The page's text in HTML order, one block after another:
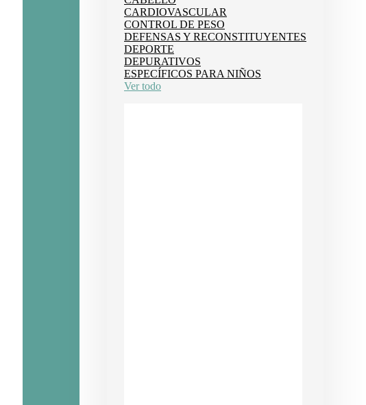
CARDIOVASCULAR
CONTROL DE PESO
DEFENSAS Y RECONSTITUYENTES
DEPORTE
DEPURATIVOS
ESPECÍFICOS PARA NIÑOS
Ver todo